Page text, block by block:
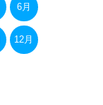
6月
12月